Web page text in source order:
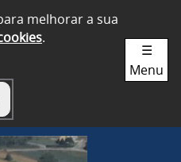
melhorar a sua
.
☰
Menu